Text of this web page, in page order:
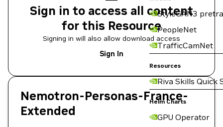
StyleGAN3
PeopleNet
TrafficCamNet
Resources
Riva Skills Quick
Helm Charts
GPU Operator
Sign in to access all content
for this Resource
Signing in will also allow download access
Sign In
Nemotron-Personas-France-
Extended